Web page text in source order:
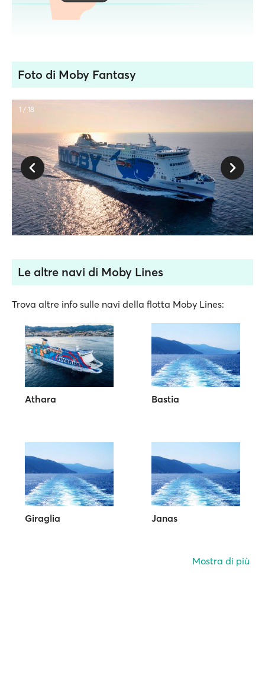
Foto di Moby Fantasy
1 / 18
Le altre navi di Moby Lines
Trova altre info sulle navi della flotta Moby Lines:
Athara Bastia
Giraglia Janas
Mostra di più